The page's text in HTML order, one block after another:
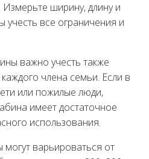
ширину, длину и
все ограничения и
важно учесть также
члена семьи. Если в
или пожилые люди,
имеет достаточное
использования.
варьироваться от